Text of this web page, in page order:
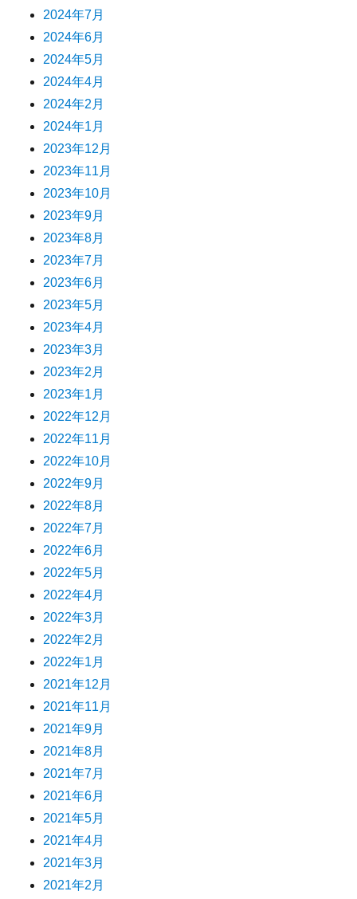
2024年7月
2024年6月
2024年5月
2024年4月
2024年2月
2024年1月
2023年12月
2023年11月
2023年10月
2023年9月
2023年8月
2023年7月
2023年6月
2023年5月
2023年4月
2023年3月
2023年2月
2023年1月
2022年12月
2022年11月
2022年10月
2022年9月
2022年8月
2022年7月
2022年6月
2022年5月
2022年4月
2022年3月
2022年2月
2022年1月
2021年12月
2021年11月
2021年9月
2021年8月
2021年7月
2021年6月
2021年5月
2021年4月
2021年3月
2021年2月